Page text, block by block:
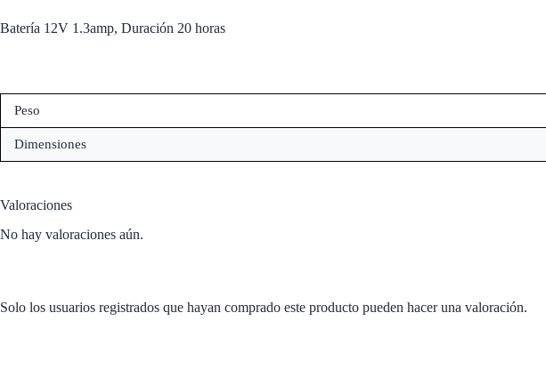
Batería 12V 1.3amp, Duración 20 horas
Peso
Dimensiones
Valoraciones
No hay valoraciones aún.
Solo los usuarios registrados que hayan comprado este producto pueden hacer una valoración.